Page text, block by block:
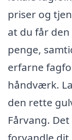
priser og
at du får
penge,
erfarne
håndværk.
den rette
Fårvang.